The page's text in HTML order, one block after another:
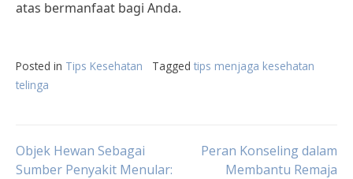
atas bermanfaat bagi Anda.
Posted in Tips Kesehatan Tagged tips menjaga kesehatan
telinga
Post
Objek Hewan Sebagai
Sumber Penyakit Menular:
Peran Konseling dalam
Membantu Remaja